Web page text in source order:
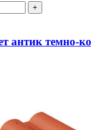
антик темно-